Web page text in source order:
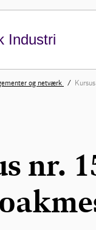
Industri
og netværk
nr.